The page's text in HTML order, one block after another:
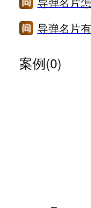
导弹名片
案例(0)